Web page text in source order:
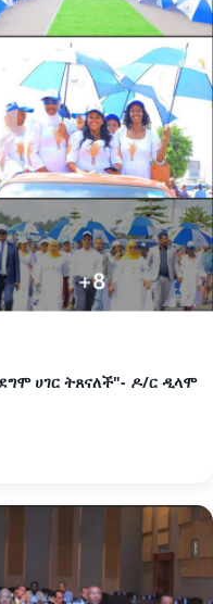
ሀገር ትጸናለች"- ዶ/ር ዲላሞ